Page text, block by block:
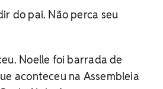
do pai. Não perca seu
Noelle foi barrada de
aconteceu na Assembleia